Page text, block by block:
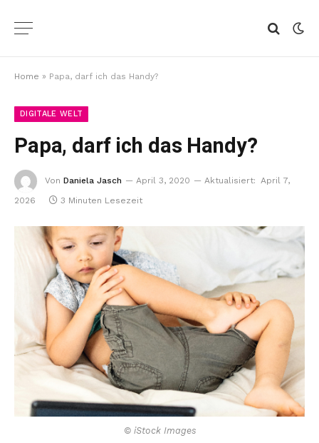
Home » Papa, darf ich das Handy?
DIGITALE WELT
Papa, darf ich das Handy?
Von Daniela Jasch April 3, 2020 Aktualisiert: April 7,
2026
3 Minuten Lesezeit
© iStock Images